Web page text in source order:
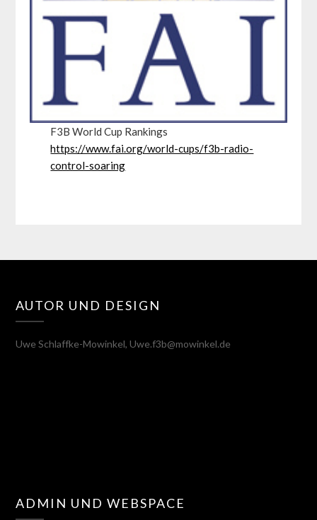
F3B World Cup Rankings
https://www.fai.org/world-cups/f3b-radio-
control-soaring
AUTOR UND DESIGN
Uwe Schlaffke-Mowinkel, Uwe.f3b@mowinkel.de
ADMIN UND WEBSPACE